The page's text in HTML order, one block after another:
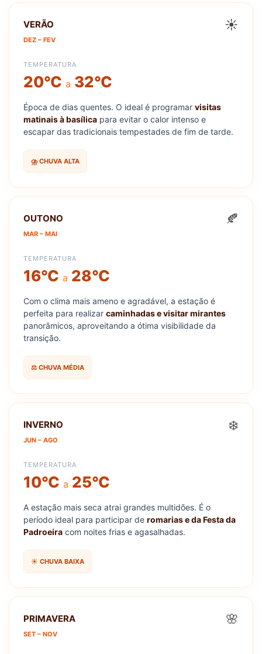
VERÃO
DEZ – FEV
☀️
TEMPERATURA
20°C a 32°C
Época de dias quentes. O ideal é programar visitas
matinais à basílica para evitar o calor intenso e
escapar das tradicionais tempestades de fim de tarde.
⛈️ CHUVA ALTA
OUTONO
MAR – MAI
🍂
TEMPERATURA
16°C a 28°C
Com o clima mais ameno e agradável, a estação é
perfeita para realizar caminhadas e visitar mirantes
panorâmicos, aproveitando a ótima visibilidade da
transição.
⚖️ CHUVA MÉDIA
INVERNO
JUN – AGO
❄️
TEMPERATURA
10°C a 25°C
A estação mais seca atrai grandes multidões. É o
período ideal para participar de romarias e da Festa da
Padroeira com noites frias e agasalhadas.
☀️ CHUVA BAIXA
PRIMAVERA
SET – NOV
🌸